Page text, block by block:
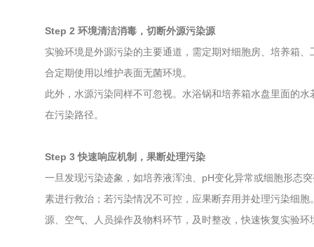
Step 2 环境清洁消毒，切断外源污染源
实验环境是外源污染的主要通道，需定期对细胞房、培养箱
合定期使用以维护表面无菌环境。
此外，水源污染同样不可忽视。水浴锅和培养箱水盘里面的
在污染路径。
Step 3 快速响应机制，果断处理污染
一旦发现污染迹象，如培养液浑浊、pH变化异常或细胞形态
素进行救治；若污染情况不可控，应果断弃用并处理污染细
源、空气、人员操作及物料环节，及时整改，快速恢复实验环